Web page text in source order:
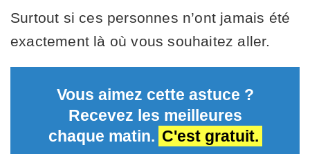
Surtout si ces personnes n’ont jamais été
exactement là où vous souhaitez aller.
Vous aimez cette astuce ?
Recevez les meilleures
chaque matin. C'est gratuit.